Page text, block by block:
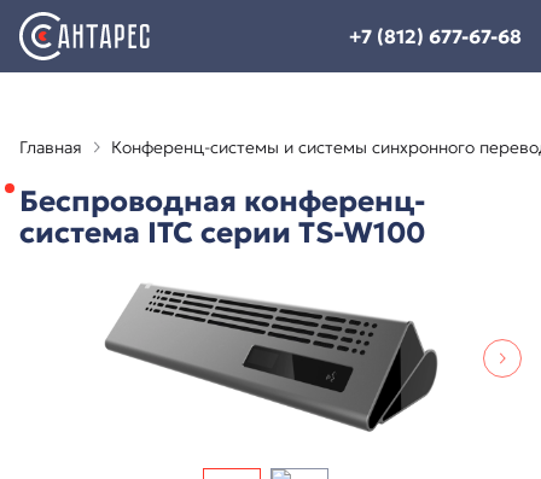
+7 (812) 677-67-68
Главная Конференц-системы и системы синхронного
Беспроводная конференц-
система ITC серии TS-W100